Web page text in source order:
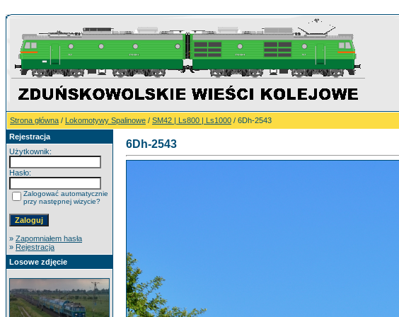
Strona główna / Lokomotywy Spalinowe / SM42 | Ls800 | Ls1000 / 6Dh-2543
Rejestracja
Użytkownik:
Hasło:
Zalogować automatycznie
przy następnej wizycie?
» Zapomniałem hasła
» Rejestracja
Losowe zdjęcie
6Dh-2543